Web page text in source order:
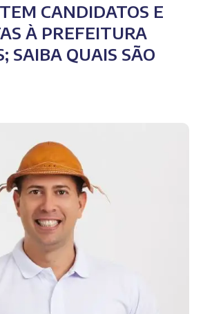
CANDIDATOS E
À PREFEITURA
SAIBA QUAIS SÃO